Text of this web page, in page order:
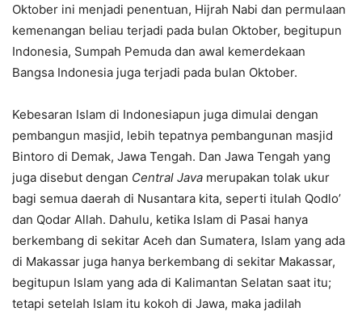
Oktober ini menjadi penentuan, Hijrah Nabi dan permulaan
kemenangan beliau terjadi pada bulan Oktober, begitupun
Indonesia, Sumpah Pemuda dan awal kemerdekaan
Bangsa Indonesia juga terjadi pada bulan Oktober.
Kebesaran Islam di Indonesiapun juga dimulai dengan
pembangun masjid, lebih tepatnya pembangunan masjid
Bintoro di Demak, Jawa Tengah. Dan Jawa Tengah yang
juga disebut dengan Central Java merupakan tolak ukur
bagi semua daerah di Nusantara kita, seperti itulah Qodlo’
dan Qodar Allah. Dahulu, ketika Islam di Pasai hanya
berkembang di sekitar Aceh dan Sumatera, Islam yang ada
di Makassar juga hanya berkembang di sekitar Makassar,
begitupun Islam yang ada di Kalimantan Selatan saat itu;
tetapi setelah Islam itu kokoh di Jawa, maka jadilah